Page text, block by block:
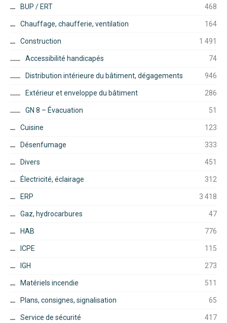
BUP / ERT 468
Chauffage, chaufferie, ventilation 164
Construction 1 491
Accessibilité handicapés 74
Distribution intérieure du bâtiment, dégagements 946
Extérieur et enveloppe du bâtiment 286
GN 8 – Évacuation 51
Cuisine 123
Désenfumage 333
Divers 451
Électricité, éclairage 312
ERP 3 418
Gaz, hydrocarbures 47
HAB 776
ICPE 115
IGH 273
Matériels incendie 511
Plans, consignes, signalisation 65
Service de sécurité 417